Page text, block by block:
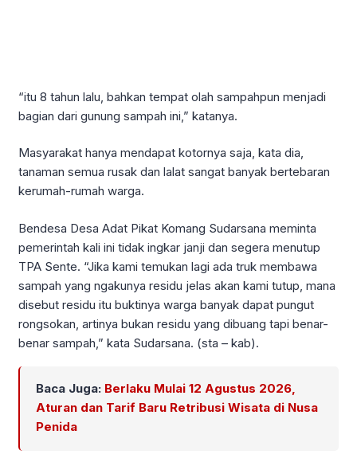
“itu 8 tahun lalu, bahkan tempat olah sampahpun menjadi
bagian dari gunung sampah ini,” katanya.
Masyarakat hanya mendapat kotornya saja, kata dia,
tanaman semua rusak dan lalat sangat banyak bertebaran
kerumah-rumah warga.
Bendesa Desa Adat Pikat Komang Sudarsana meminta
pemerintah kali ini tidak ingkar janji dan segera menutup
TPA Sente. “Jika kami temukan lagi ada truk membawa
sampah yang ngakunya residu jelas akan kami tutup, mana
disebut residu itu buktinya warga banyak dapat pungut
rongsokan, artinya bukan residu yang dibuang tapi benar-
benar sampah,” kata Sudarsana. (sta – kab).
Baca Juga: Berlaku Mulai 12 Agustus 2026,
Aturan dan Tarif Baru Retribusi Wisata di Nusa
Penida